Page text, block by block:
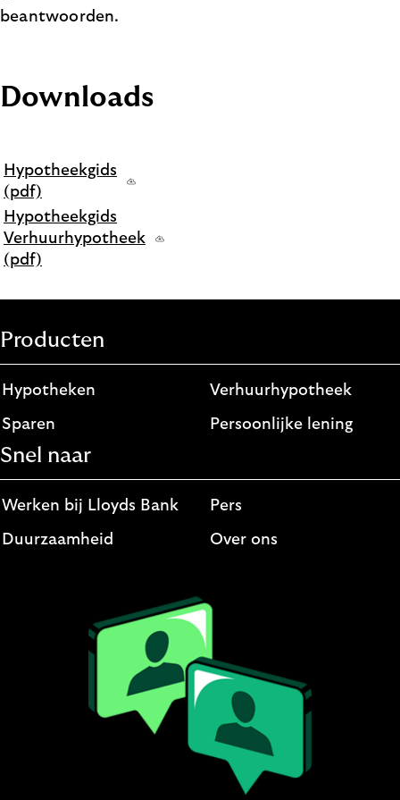
beantwoorden.
Downloads
Hypotheekgids
(pdf)
Hypotheekgids
Verhuurhypotheek
(pdf)
Producten
Hypotheken
Sparen
Verhuurhypotheek
Persoonlijke lening
Snel naar
Werken bij Lloyds Bank
Duurzaamheid
Pers
Over ons